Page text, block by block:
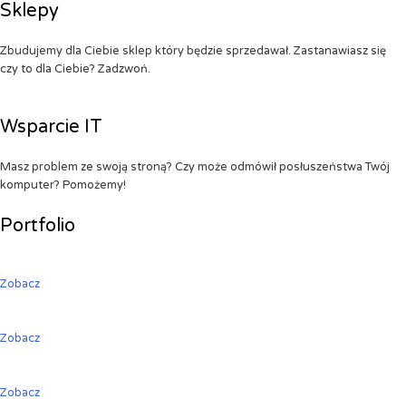
Sklepy
Zbudujemy dla Ciebie sklep który będzie sprzedawał. Zastanawiasz się
czy to dla Ciebie? Zadzwoń.
Wsparcie IT
Masz problem ze swoją stroną? Czy może odmówił posłuszeństwa Twój
komputer? Pomożemy!
Portfolio
Zobacz
Zobacz
Zobacz